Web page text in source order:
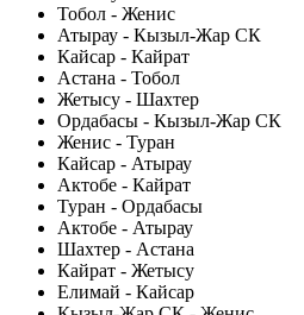
Тобол - Женис
Атырау - Кызыл-Жар СК
Кайсар - Кайрат
Астана - Тобол
Жетысу - Шахтер
Ордабасы - Кызыл-Жар СК
Женис - Туран
Кайсар - Атырау
Актобе - Кайрат
Туран - Ордабасы
Актобе - Атырау
Шахтер - Астана
Кайрат - Жетысу
Елимай - Кайсар